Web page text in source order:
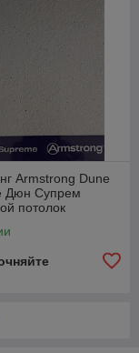
Armstrong Dune
Дюн Супрем
потолок
в Беларуси